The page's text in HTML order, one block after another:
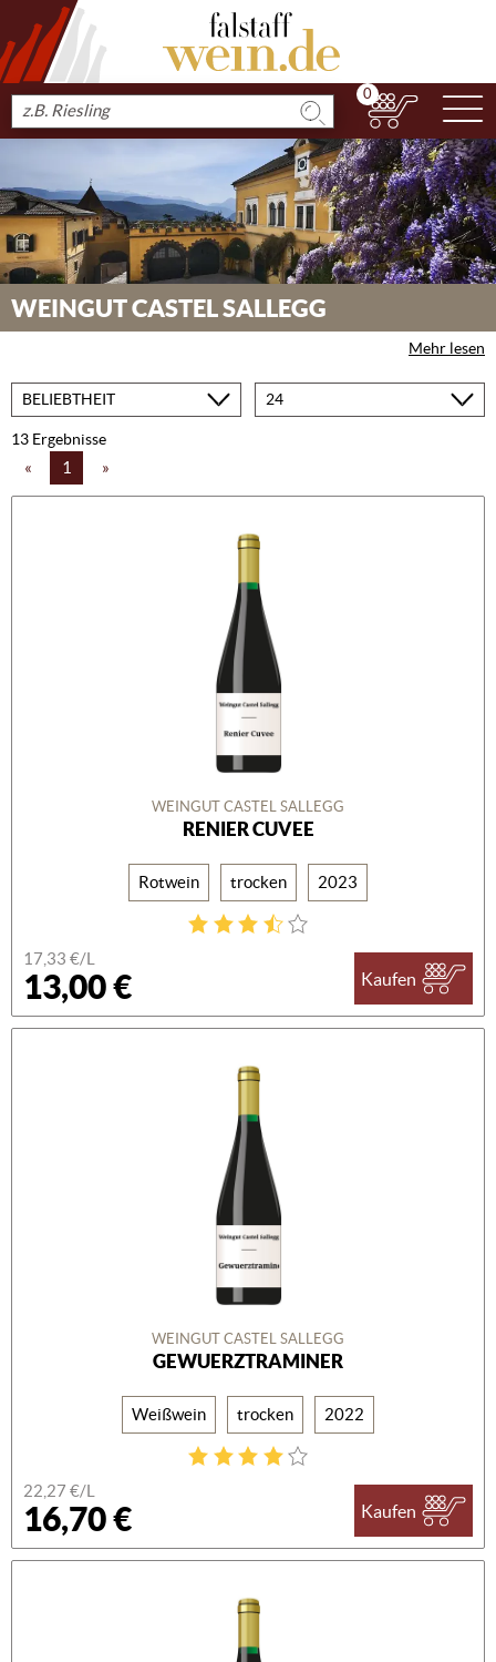
Produkt
suchen
0
WEINGUT CASTEL SALLEGG
Mehr lesen
Sortieren
Produkte
13 Ergebnisse
« 1 »
WEINGUT CASTEL SALLEGG
RENIER CUVEE
Rotwein trocken 2023
17,33 €/L
13,00 € Kaufen
WEINGUT CASTEL SALLEGG
GEWUERZTRAMINER
Weißwein trocken 2022
22,27 €/L
16,70 € Kaufen